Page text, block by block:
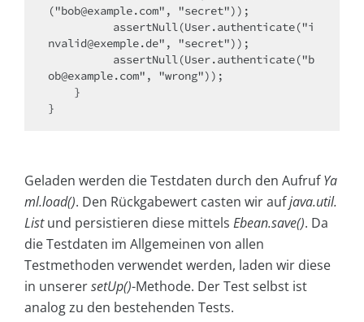
("bob@example.com", "secret"));
nvalid@exemple.de", "secret"));
ob@example.com", "wrong"));
}
Geladen werden die Testdaten durch den AufrufYa
ml.load(). Den Rückgabewert casten wir aufjava.util.
Listund persistieren diese mittels Ebean.save(). Da
die Testdaten im Allgemeinen von allen
Testmethoden verwendet werden, laden wir diese
in unserersetUp()-Methode. Der Test selbst ist
analog zu den bestehenden Tests.